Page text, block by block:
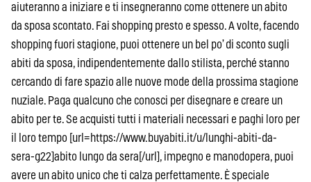
aiuteranno a iniziare e ti insegneranno come ottenere un abito
da sposa scontato. Fai shopping presto e spesso. A volte, facendo
shopping fuori stagione, puoi ottenere un bel po’ di sconto sugli
abiti da sposa, indipendentemente dallo stilista, perché stanno
cercando di fare spazio alle nuove mode della prossima stagione
nuziale. Paga qualcuno che conosci per disegnare e creare un
abito per te. Se acquisti tutti i materiali necessari e paghi loro per
il loro tempo [url=https://www.buyabiti.it/u/lunghi-abiti-da-
sera-g22]abito lungo da sera[/url], impegno e manodopera, puoi
avere un abito unico che ti calza perfettamente. È speciale